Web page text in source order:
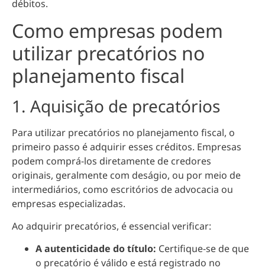
débitos.
Como empresas podem
utilizar precatórios no
planejamento fiscal
1. Aquisição de precatórios
Para utilizar precatórios no planejamento fiscal, o
primeiro passo é adquirir esses créditos. Empresas
podem comprá-los diretamente de credores
originais, geralmente com deságio, ou por meio de
intermediários, como escritórios de advocacia ou
empresas especializadas.
Ao adquirir precatórios, é essencial verificar:
A autenticidade do título: Certifique-se de que
o precatório é válido e está registrado no